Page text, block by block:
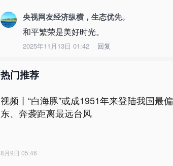
央视网友经济纵横，生态优先。
和平繁荣是美好时光。
2025年11月13日 01:42 回复
热门推荐
视频丨“白海豚”或成1951年来登陆我国最偏
东、奔袭距离最远台风
8月9日 05:46